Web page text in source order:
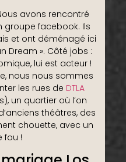
avons rencontré
groupe facebook. Ils
et ont déménagé ici
Dream ». Côté jobs :
lui est acteur !
nous nous sommes
les rues de DTLA
un quartier où l’on
théâtres, des
chouette, avec un
fou !